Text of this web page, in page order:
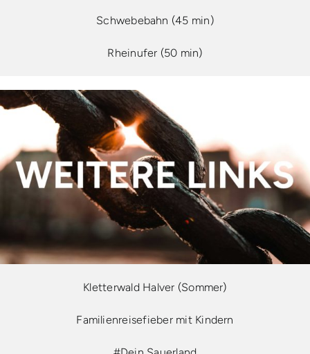
Schwebebahn (45 min)
Rheinufer (50 min)
Kletterwald Halver (Sommer)
Familienreisefieber mit Kindern